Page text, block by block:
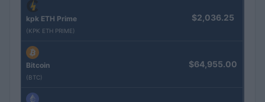
kpk ETH Prime
(KPK ETH PRIME)
$2,036.25
Bitcoin
(BTC)
$64,955.00